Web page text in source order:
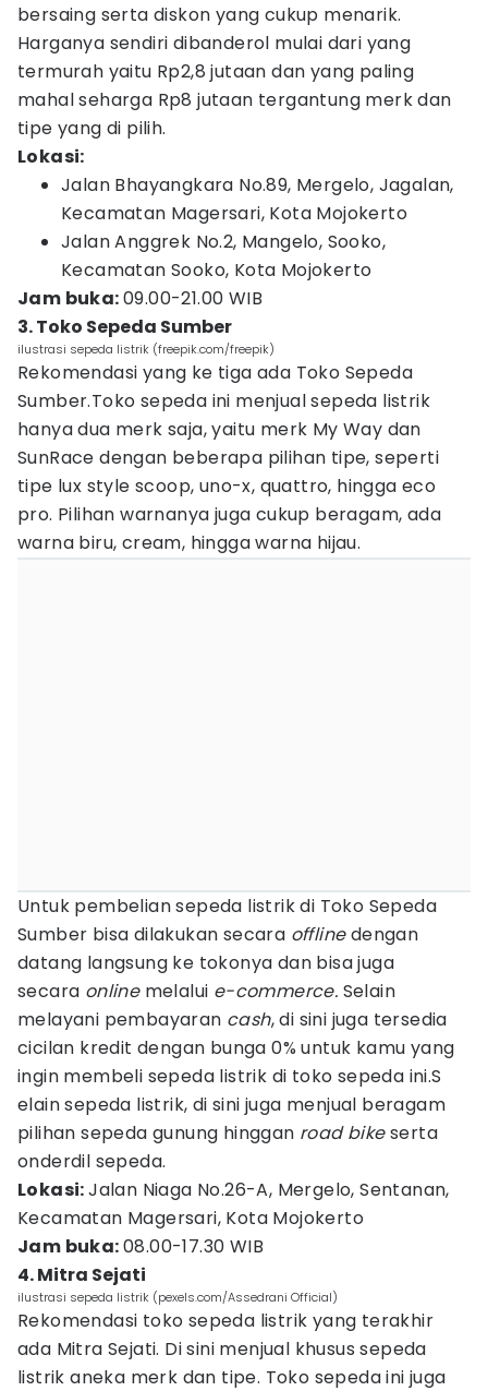
bersaing serta diskon yang cukup menarik.
Harganya sendiri dibanderol mulai dari yang
termurah yaitu Rp2,8 jutaan dan yang paling
mahal seharga Rp8 jutaan tergantung merk dan
tipe yang di pilih.
Lokasi:
Jalan Bhayangkara No.89, Mergelo, Jagalan,
Kecamatan Magersari, Kota Mojokerto
Jalan Anggrek No.2, Mangelo, Sooko,
Kecamatan Sooko, Kota Mojokerto
Jam buka:09.00-21.00 WIB
3. Toko Sepeda Sumber
ilustrasi sepeda listrik (freepik.com/freepik)
Rekomendasi yang ke tiga ada Toko Sepeda
Sumber.Toko sepeda ini menjual sepeda listrik
hanya dua merk saja, yaitu merk My Way dan
SunRace dengan beberapa pilihan tipe, seperti
tipe lux style scoop, uno-x, quattro, hingga eco
pro. Pilihan warnanya juga cukup beragam, ada
warna biru, cream, hingga warna hijau.
Untuk pembelian sepeda listrik di Toko Sepeda
Sumber bisa dilakukan secara offlinedengan
datang langsung ke tokonya dan bisa juga
secara online melalui e-commerce. Selain
melayani pembayaran cash, di sini juga tersedia
cicilan kredit dengan bunga 0% untuk kamu yang
ingin membeli sepeda listrik di toko sepeda ini.S
elain sepeda listrik, di sini juga menjual beragam
pilihan sepeda gunung hinggan road bikeserta
onderdil sepeda.
Lokasi:Jalan Niaga No.26-A, Mergelo, Sentanan,
Kecamatan Magersari, Kota Mojokerto
Jam buka:08.00-17.30 WIB
4. Mitra Sejati
ilustrasi sepeda listrik (pexels.com/Assedrani Official)
Rekomendasi toko sepeda listrik yang terakhir
ada Mitra Sejati. Di sini menjual khusus sepeda
listrik aneka merk dan tipe. Toko sepeda ini juga